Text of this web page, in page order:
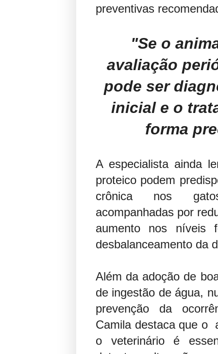
preventivas
"Se o
avaliação
pode ser
inicial e o
forma
A especialista ainda
proteico podem
crônica nos
acompanhadas por
aumento nos níveis
desbalanceamento da
Além da adoção de
de ingestão de água,
prevenção da
Camila destaca que o
o veterinário é